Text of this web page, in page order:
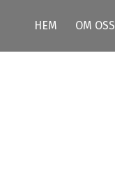
HEM OM OSS